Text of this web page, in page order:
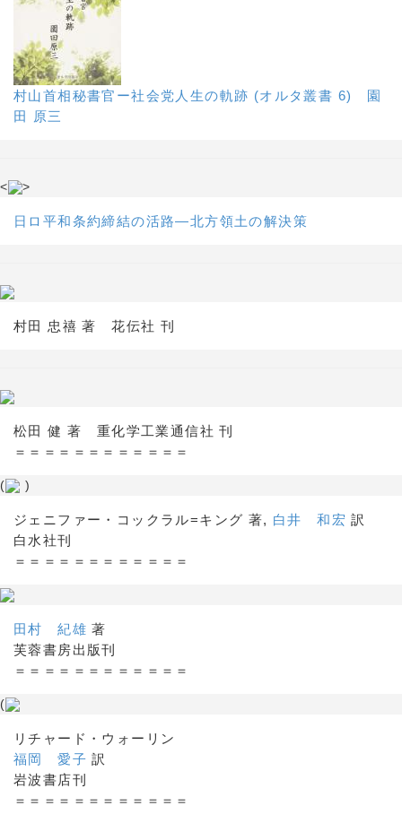
村山首相秘書官ー社会党人生の軌跡 (オルタ叢書 6) 園
田 原三
< >
日ロ平和条約締結の活路―北方領土の解決策
村田 忠禧 著 花伝社 刊
松田 健 著 重化学工業通信社 刊
＝＝＝＝＝＝＝＝＝＝＝＝
( )
ジェニファー・コックラル=キング 著, 白井 和宏 訳
白水社刊
＝＝＝＝＝＝＝＝＝＝＝＝
田村 紀雄 著
芙蓉書房出版刊
＝＝＝＝＝＝＝＝＝＝＝＝
(
リチャード・ウォーリン
福岡 愛子 訳
岩波書店刊
＝＝＝＝＝＝＝＝＝＝＝＝